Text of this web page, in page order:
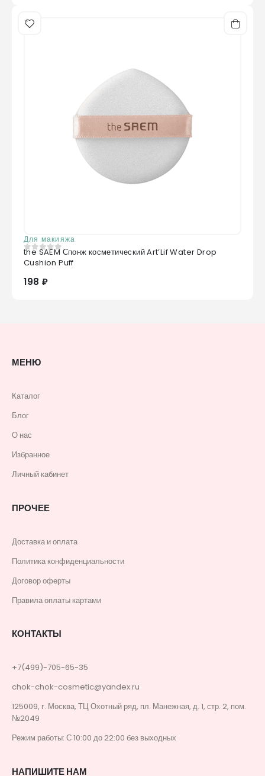
Для макияжа
0 из 5
the SAEM Спонж косметический Art’Lif Water Drop
Cushion Puff
198 ₽
МЕНЮ
Каталог
Блог
О нас
Избранное
Личный кабинет
ПРОЧЕЕ
Доставка и оплата
Политика конфиденциальности
Договор оферты
Правила оплаты картами
КОНТАКТЫ
+7(499)-705-65-35
chok-chok-cosmetic@yandex.ru
125009, г. Москва, ТЦ Охотный ряд, пл. Манежная, д. 1, стр. 2, пом.
№2049
Режим работы: С 10:00 до 22:00 без выходных
НАПИШИТЕ НАМ